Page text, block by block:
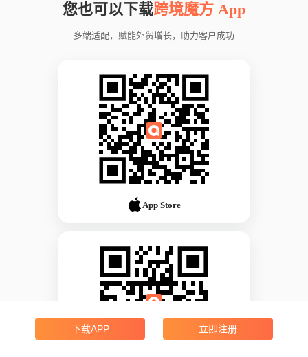
您也可以下载跨境魔方 App
多端适配，赋能外贸增长，助力客户成功
App Store
下载APP 立即注册